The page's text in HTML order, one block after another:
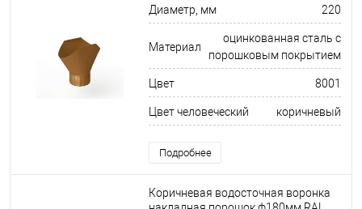
Диаметр, мм 220
Материал
оцинкованная сталь с
порошковым покрытием
Цвет 8001
Цвет человеческий коричневый
Подробнее
Коричневая водосточная воронка